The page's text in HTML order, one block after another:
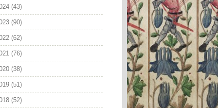
(43)
(90)
(62)
(76)
(38)
(51)
(52)